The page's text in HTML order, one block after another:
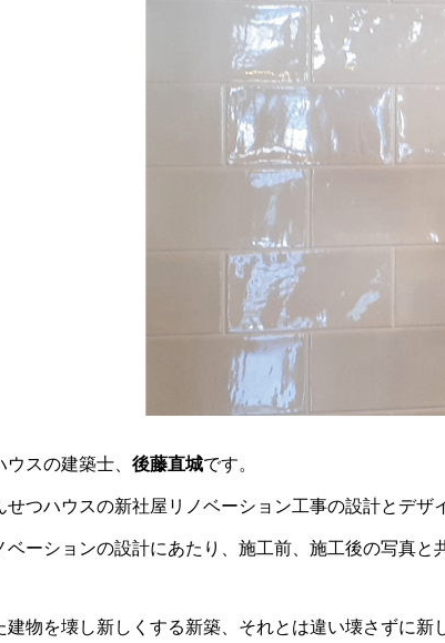
ウスの建築士、後藤直城です。
せつハウスの新社屋リノベーション工事の設計とデザ
ベーションの設計にあたり、施工前、施工後の写真と
建物を壊し新しくする新築、それとは違い壊さずに新